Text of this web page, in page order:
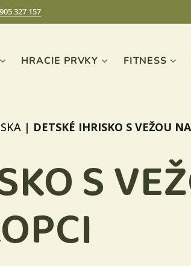
327 157
HRACIE PRVKY FITNESS
| DETSKÉ IHRISKO S VEŽOU
S